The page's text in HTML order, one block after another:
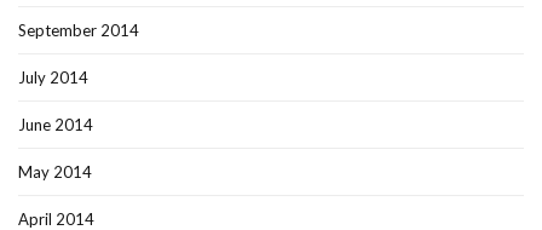
September 2014
July 2014
June 2014
May 2014
April 2014